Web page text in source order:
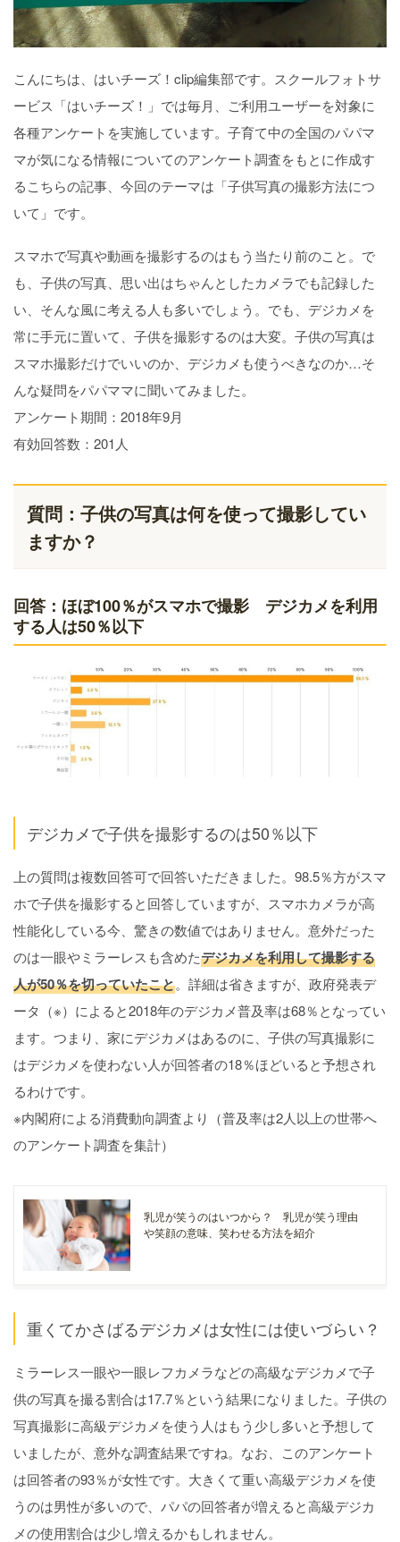
こんにちは、はいチーズ！clip編集部です。スクールフォトサ
ービス「はいチーズ！」では毎月、ご利用ユーザーを対象に
各種アンケートを実施しています。子育て中の全国のパパマ
マが気になる情報についてのアンケート調査をもとに作成す
るこちらの記事、今回のテーマは「子供写真の撮影方法につ
いて」です。
スマホで写真や動画を撮影するのはもう当たり前のこと。で
も、子供の写真、思い出はちゃんとしたカメラでも記録した
い、そんな風に考える人も多いでしょう。でも、デジカメを
常に手元に置いて、子供を撮影するのは大変。子供の写真は
スマホ撮影だけでいいのか、デジカメも使うべきなのか…そ
んな疑問をパパママに聞いてみました。
アンケート期間：2018年9月
有効回答数：201人
質問：子供の写真は何を使って撮影してい
ますか？
回答：ほぼ100％がスマホで撮影 デジカメを利用
する人は50％以下
デジカメで子供を撮影するのは50％以下
上の質問は複数回答可で回答いただきました。98.5％方がスマ
ホで子供を撮影すると回答していますが、スマホカメラが高
性能化している今、驚きの数値ではありません。意外だった
のは一眼やミラーレスも含めたデジカメを利用して撮影する
人が50％を切っていたこと。詳細は省きますが、政府発表デ
ータ（※）によると2018年のデジカメ普及率は68％となってい
ます。つまり、家にデジカメはあるのに、子供の写真撮影に
はデジカメを使わない人が回答者の18％ほどいると予想され
るわけです。
※内閣府による消費動向調査より（普及率は2人以上の世帯へ
のアンケート調査を集計）
乳児が笑うのはいつから？ 乳児が笑う理由
や笑顔の意味、笑わせる方法を紹介
重くてかさばるデジカメは女性には使いづらい？
ミラーレス一眼や一眼レフカメラなどの高級なデジカメで子
供の写真を撮る割合は17.7％という結果になりました。子供の
写真撮影に高級デジカメを使う人はもう少し多いと予想して
いましたが、意外な調査結果ですね。なお、このアンケート
は回答者の93％が女性です。大きくて重い高級デジカメを使
うのは男性が多いので、パパの回答者が増えると高級デジカ
メの使用割合は少し増えるかもしれません。